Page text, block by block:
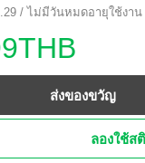
/ ไม่มีวันหมดอายุใช้งาน
ส่งของขวัญ
ลองใช้ส